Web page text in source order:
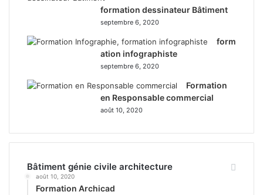
formation dessinateur Bâtiment
septembre 6, 2020
form
ation infographiste
septembre 6, 2020
Formation
en Responsable commercial
août 10, 2020
Bâtiment génie civile architecture
août 10, 2020
Formation Archicad